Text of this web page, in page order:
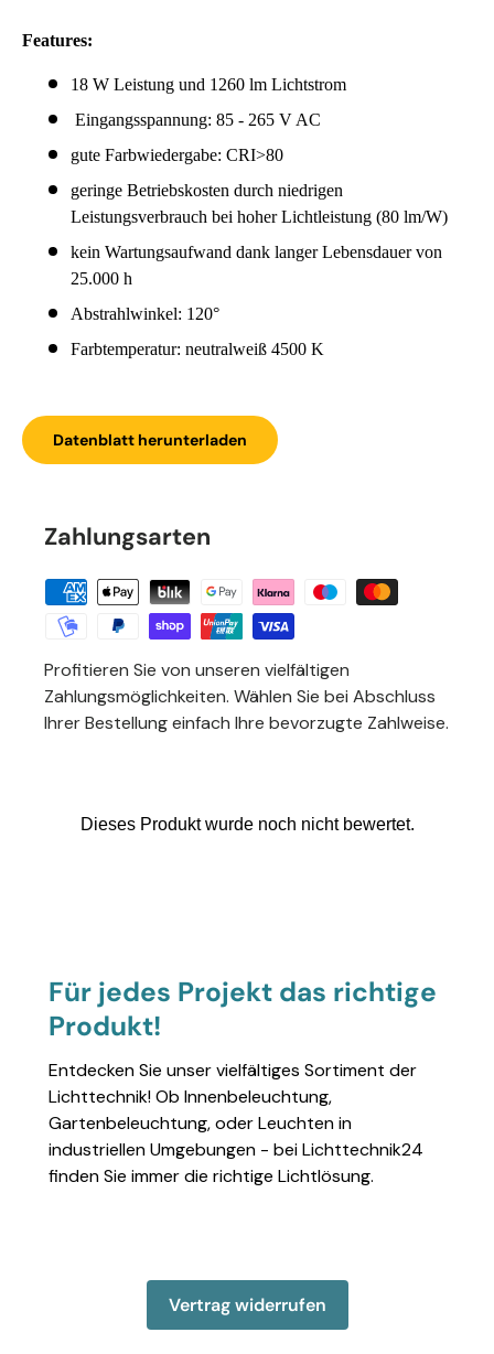
Features:
18 W Leistung und 1260 lm Lichtstrom
Eingangsspannung: 85 - 265 V AC
gute Farbwiedergabe: CRI>80
geringe Betriebskosten durch niedrigen
Leistungsverbrauch bei hoher Lichtleistung (80 lm/W)
kein Wartungsaufwand dank langer Lebensdauer von
25.000 h
Abstrahlwinkel: 120°
Farbtemperatur: neutralweiß 4500 K
Datenblatt herunterladen
Zahlungsarten
Profitieren Sie von unseren vielfältigen
Zahlungsmöglichkeiten. Wählen Sie bei Abschluss
Ihrer Bestellung einfach Ihre bevorzugte Zahlweise.
Für jedes Projekt das richtige
Produkt!
Entdecken Sie unser vielfältiges Sortiment der
Lichttechnik! Ob Innenbeleuchtung,
Gartenbeleuchtung, oder Leuchten in
industriellen Umgebungen - bei Lichttechnik24
finden Sie immer die richtige Lichtlösung.
Vertrag widerrufen